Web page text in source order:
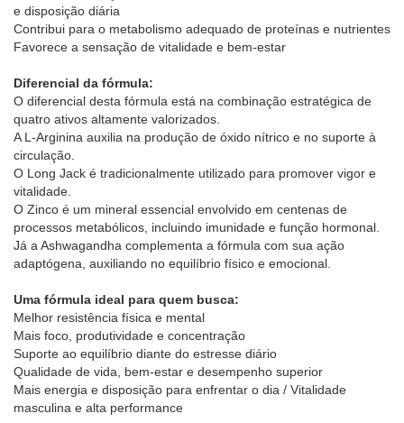
e disposição diária
Contribui para o metabolismo adequado de proteínas e nutrientes
Favorece a sensação de vitalidade e bem-estar
Diferencial da fórmula:
O diferencial desta fórmula está na combinação estratégica de
quatro ativos altamente valorizados.
A L-Arginina auxilia na produção de óxido nítrico e no suporte à
circulação.
O Long Jack é tradicionalmente utilizado para promover vigor e
vitalidade.
O Zinco é um mineral essencial envolvido em centenas de
processos metabólicos, incluindo imunidade e função hormonal.
Já a Ashwagandha complementa a fórmula com sua ação
adaptógena, auxiliando no equilíbrio físico e emocional.
Uma fórmula ideal para quem busca:
Melhor resistência física e mental
Mais foco, produtividade e concentração
Suporte ao equilíbrio diante do estresse diário
Qualidade de vida, bem-estar e desempenho superior
Mais energia e disposição para enfrentar o dia / Vitalidade
masculina e alta performance